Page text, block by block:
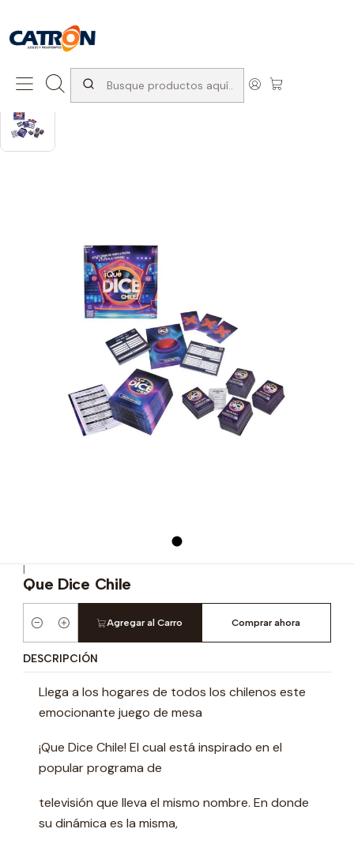
Inicio Productos
|
Que Dice Chile
Cantidad
Agregar al Carro Comprar ahora
DESCRIPCIÓN
Llega a los hogares de todos los chilenos este
emocionante juego de mesa
¡Que Dice Chile! El cual está inspirado en el
popular programa de
televisión que lleva el mismo nombre. En donde
su dinámica es la misma,